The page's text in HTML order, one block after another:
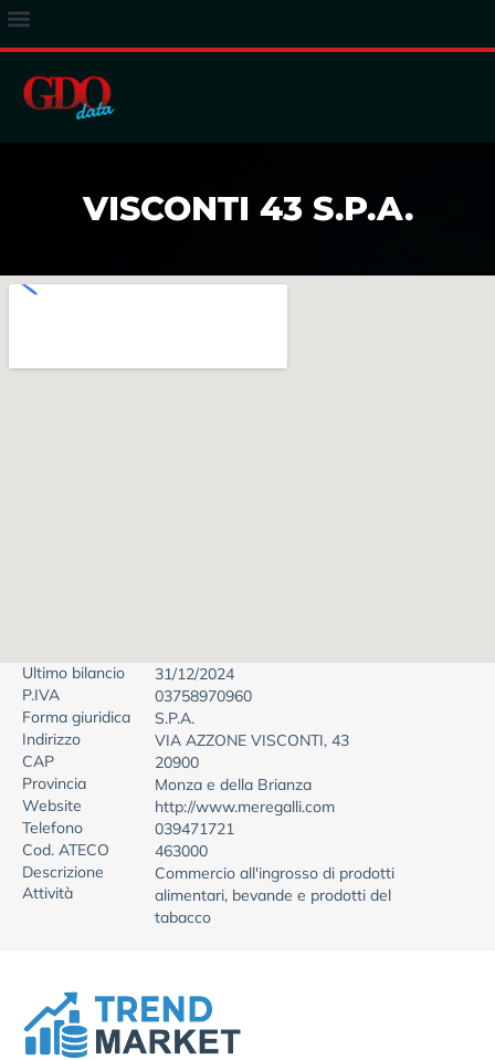
VISCONTI 43 S.P.A.
Ultimo bilancio
31/12/2024
P.IVA
03758970960
Forma giuridica
S.P.A.
Indirizzo
VIA AZZONE VISCONTI, 43
CAP
20900
Provincia
Monza e della Brianza
Website
http://www.meregalli.com
Telefono
039471721
Cod. ATECO
463000
Descrizione
Attività
Commercio all'ingrosso di prodotti
alimentari, bevande e prodotti del
tabacco